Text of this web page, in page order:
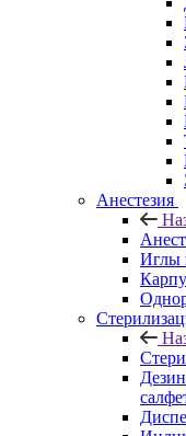
Анестезия
Иглы